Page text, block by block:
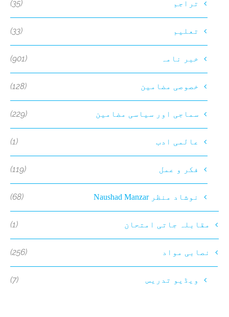
تراجم (35)
تعلیم (33)
خبر نامہ (901)
خصوصی مضامین (128)
سماجی اور سیاسی مضامین (229)
عالمی ادب (1)
فکر و عمل (119)
نوشاد منظر Naushad Manzar (68)
مقابلہ جاتی امتحان (1)
نصابی مواد (256)
ویڈیو تدریس (7)